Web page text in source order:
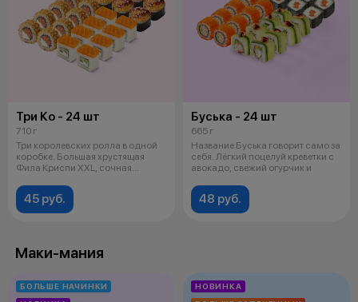
Три Ко - 24 шт
710 г
Три королевских ролла в одной
коробке. Большая хрустящая
Фила Криспи XXL, сочная
45 руб.
Буська - 24 шт
665 г
Название Буська говорит само за
себя. Лёгкий поцелуй креветки с
авокадо, свежий огурчик и
48 руб.
Маки-мания
БОЛЬШЕ НАЧИНКИ
НОВИНКА